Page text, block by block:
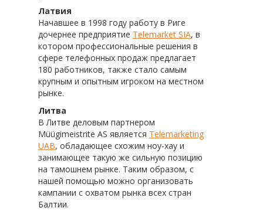
Латвия
Начавшее в 1998 году работу в Риге
дочернее предприятие Telemarket SIA, в
котором профессиональные решения в
сфере телефонных продаж предлагает
180 работников, также стало самым
крупным и опытным игроком на местном
рынке.
Литва
В Литве деловым партнером
Müügimeistrite AS является Telemarketing
UAB, обладающее схожим ноу-хау и
занимающее такую же сильную позицию
на тамошнем рынке. Таким образом, с
нашей помощью можно организовать
кампании с охватом рынка всех стран
Балтии.